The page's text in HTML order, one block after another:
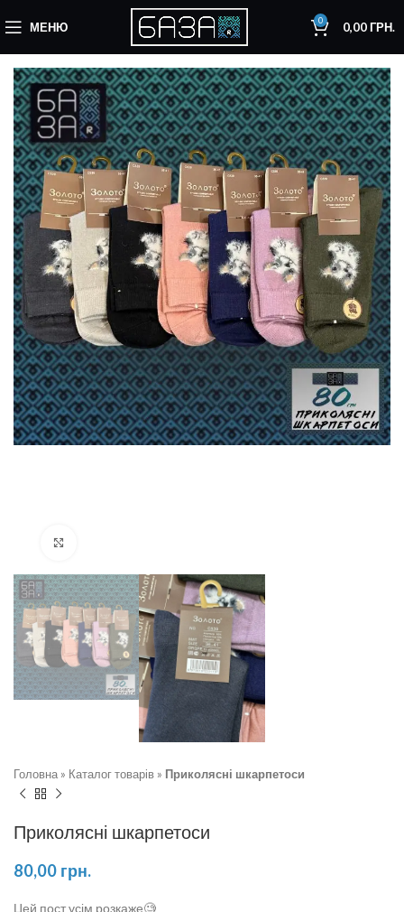
МЕНЮ 0 0,00ГРН.
Головна » Каталог товарів » Приколясні шкарпетоси
Приколясні шкарпетоси
80,00 грн.
Цей пост усім розкаже🧐